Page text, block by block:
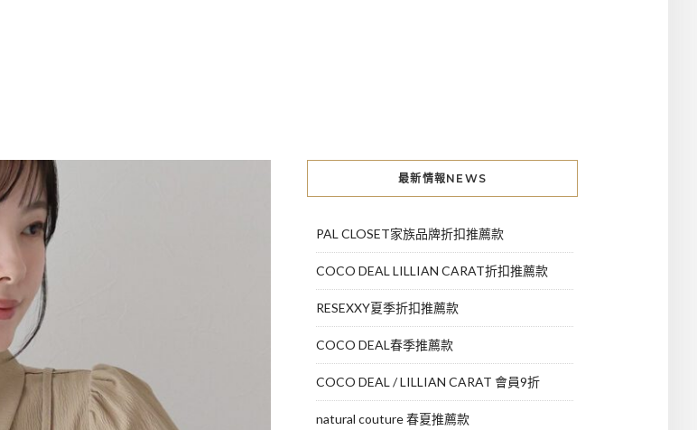
最新情報NEWS
PAL CLOSET家族品牌折扣推薦款
COCO DEAL LILLIAN CARAT折扣推薦款
RESEXXY夏季折扣推薦款
COCO DEAL春季推薦款
COCO DEAL / LILLIAN CARAT 會員9折
natural couture 春夏推薦款